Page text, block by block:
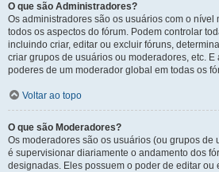
O que são Administradores?
Os administradores são os usuários com o nível
todos os aspectos do fórum. Podem controlar
incluindo criar, editar ou excluir fóruns,
criar grupos de usuários ou moderadores, etc.
poderes de um moderador global em todas os
Voltar ao topo
O que são Moderadores?
Os moderadores são os usuários (ou grupos de
é supervisionar diariamente o andamento dos
designadas. Eles possuem o poder de editar ou